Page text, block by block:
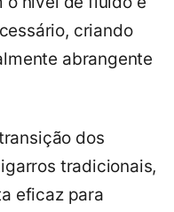
criando
abrangente
dos
tradicionais,
eficaz para